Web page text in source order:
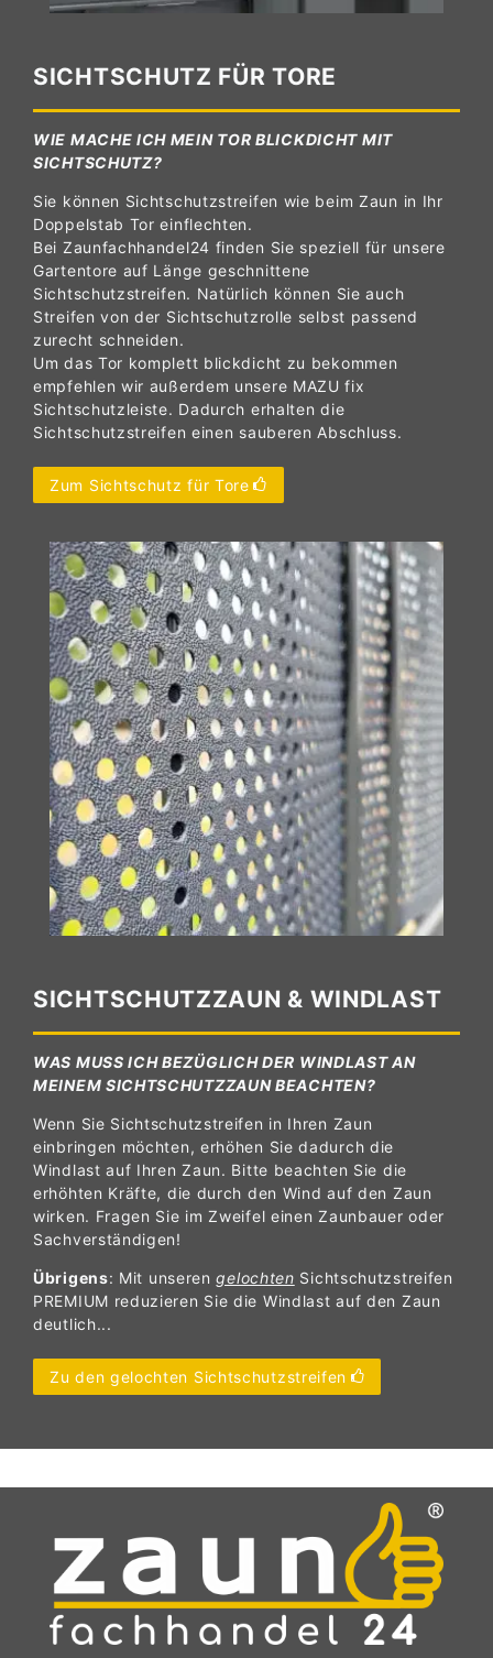
SICHTSCHUTZ FÜR TORE
WIE MACHE ICH MEIN TOR BLICKDICHT MIT
SICHTSCHUTZ?
Sie können Sichtschutzstreifen wie beim Zaun in Ihr
Doppelstab Tor einflechten.
Bei Zaunfachhandel24 finden Sie speziell für unsere
Gartentore auf Länge geschnittene
Sichtschutzstreifen. Natürlich können Sie auch
Streifen von der Sichtschutzrolle selbst passend
zurecht schneiden.
Um das Tor komplett blickdicht zu bekommen
empfehlen wir außerdem unsere MAZU fix
Sichtschutzleiste. Dadurch erhalten die
Sichtschutzstreifen einen sauberen Abschluss.
Zum Sichtschutz für Tore
SICHTSCHUTZZAUN & WINDLAST
WAS MUSS ICH BEZÜGLICH DER WINDLAST AN
MEINEM SICHTSCHUTZZAUN BEACHTEN?
Wenn Sie Sichtschutzstreifen in Ihren Zaun
einbringen möchten, erhöhen Sie dadurch die
Windlast auf Ihren Zaun. Bitte beachten Sie die
erhöhten Kräfte, die durch den Wind auf den Zaun
wirken. Fragen Sie im Zweifel einen Zaunbauer oder
Sachverständigen!
Übrigens: Mit unserengelochten Sichtschutzstreifen
PREMIUM reduzieren Sie die Windlast auf den Zaun
deutlich...
Zu den gelochten Sichtschutzstreifen